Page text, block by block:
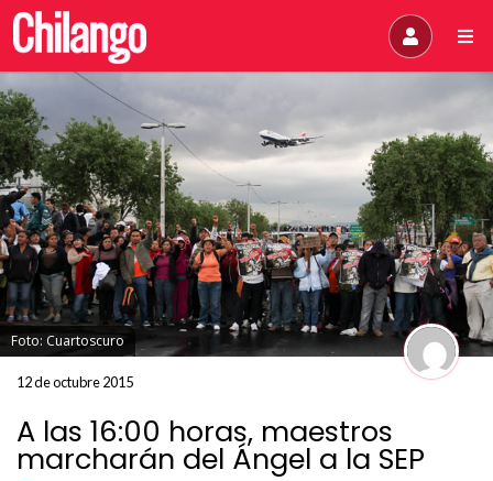
Foto: Cuartoscuro
12 de octubre 2015
A las 16:00 horas, maestros
marcharán del Ángel a la SEP